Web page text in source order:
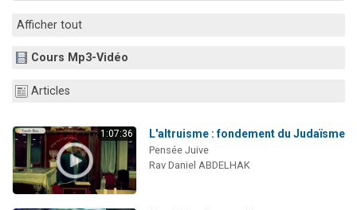
Afficher tout
Cours Mp3-Vidéo
Articles
1:07:36 L'altruisme : fondement du Judaïsme
Pensée Juive
Rav Daniel ABDELHAK